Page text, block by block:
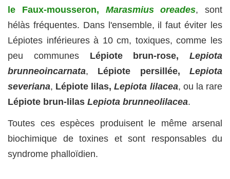
le Faux-mousseron, Marasmius oreades, sont
hélàs fréquentes. Dans l'ensemble, il faut éviter les
Lépiotes inférieures à 10 cm, toxiques, comme les
peu communes Lépiote brun-rose, Lepiota
brunneoincarnata, Lépiote persillée,Lepiota
severiana, Lépiote lilas,Lepiota lilacea, ou la rare
Lépiote brun-lilas Lepiota brunneolilacea.
Toutes ces espèces produisent le même arsenal
biochimique de toxines et sont responsables du
syndrome phalloïdien.